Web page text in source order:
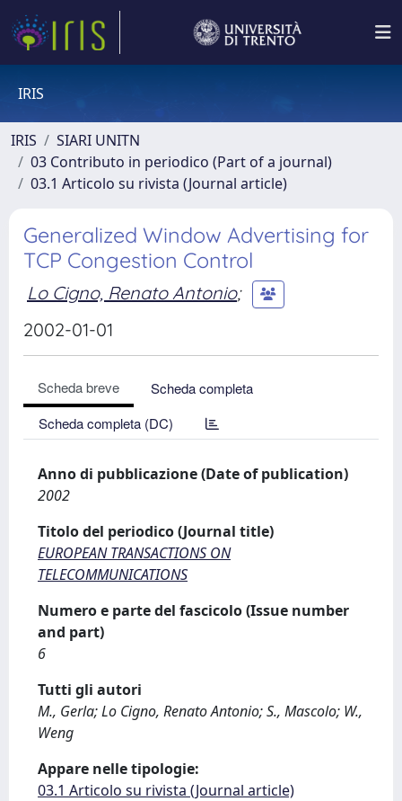
IRIS
IRIS
SIARI UNITN
03 Contributo in periodico (Part of a journal)
03.1 Articolo su rivista (Journal article)
Generalized Window Advertising for
TCP Congestion Control
Lo Cigno, Renato Antonio;
2002-01-01
Scheda breve
Scheda completa
Scheda completa (DC)
Anno di pubblicazione (Date of publication)
2002
Titolo del periodico (Journal title)
EUROPEAN TRANSACTIONS ON
TELECOMMUNICATIONS
Numero e parte del fascicolo (Issue number
and part)
6
Tutti gli autori
M., Gerla; Lo Cigno, Renato Antonio; S., Mascolo; W.,
Weng
Appare nelle tipologie:
03.1 Articolo su rivista (Journal article)